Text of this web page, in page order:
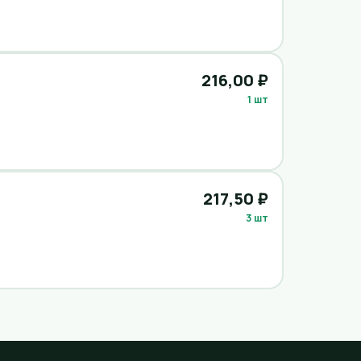
216,00 ₽
1 шт
217,50 ₽
3 шт